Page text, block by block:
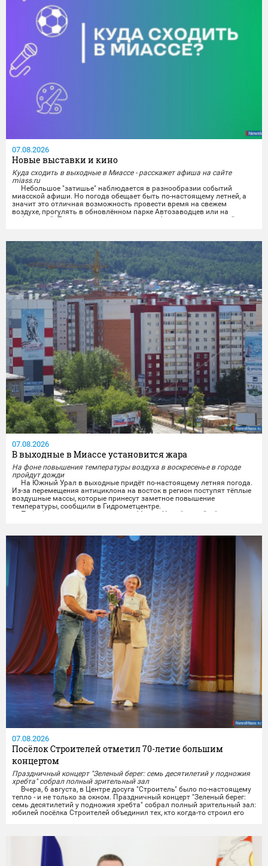
07.08.2026
Новые выставки и кино
Куда сходить в выходные в Миассе - расскажет афиша на сайте
miass.ru
Небольшое "затишье" наблюдается в разнообразии событий
миасской афиши. Но погода обещает быть по-настоящему летней, а
значит это отличная возможность провести время на свежем
воздухе, прогулять в обновлённом парке Автозаводцев или на
набережной. Тем же, кто всё же хочет приобщиться к культурной
07.08.2026
В выходные в Миассе установится жара
На фоне повышения температуры воздуха в воскресенье в городе
пройдут дожди
На Южный Урал в выходные придёт по-настоящему летняя погода.
Из-за перемещения антициклона на восток в регион поступят тёплые
воздушные массы, которые принесут заметное повышение
температуры, сообщили в Гидрометцентре.
По информации синоптиков, в субботу в Челябинской области
07.08.2026
Посёлок Строителей отметил 70-летие большим
концертом
Праздничный концерт "Зеленый берег: семь десятилетий у подножия
хребта" собрал полный зрительный зал
Вчера, 6 августа, в Центре досуга "Строитель" было по-настоящему
тепло - и не только за окном. Праздничный концерт "Зеленый берег:
семь десятилетий у подножия хребта" собрал полный зрительный зал:
юбилей посёлка Строителей объединил тех, кто когда-то строил его
Со сцены звучали тёплые слова...